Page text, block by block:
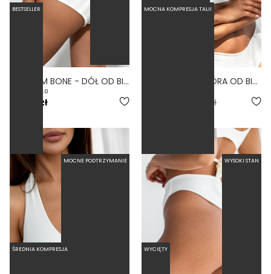
FREEDOM BONE - DÓŁ OD BIKINI WYSOKI STAN ZABUDOWANY BIAŁY
5.0
179,00 zł
GUAPA BONE - GÓRA OD BIKINI NA DUŻY BIUST WIĄZANA NA PLECACH BIAŁY
219,00 zł
BESTSELLER
MOCNE PODTRZYMANIE
MOCNA KOMPRESJA TALII
WYSOKI STAN
ŚREDNIA KOMPRESJA WYCIĘTY